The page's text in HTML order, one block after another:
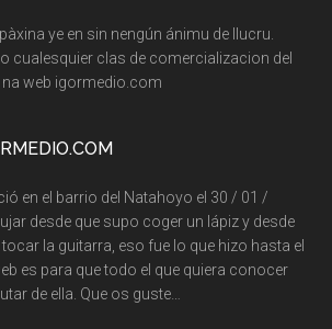
ye en sin nengún ánimu de llucru.
cualesquier clas de comercializacion del
web igormedio.com
en el barrio del Natahoyo el 30 / 01 /
desde que supo coger un lápiz y desde
la guitarra, eso fue lo que hizo hasta el
es para que todo el que quiera conocer
de ella. Que os guste…